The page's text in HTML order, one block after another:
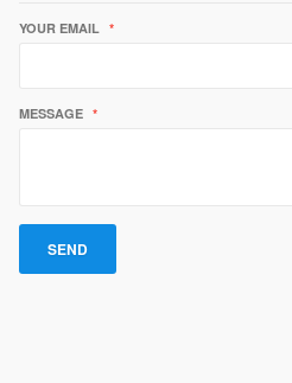
YOUR EMAIL *
MESSAGE *